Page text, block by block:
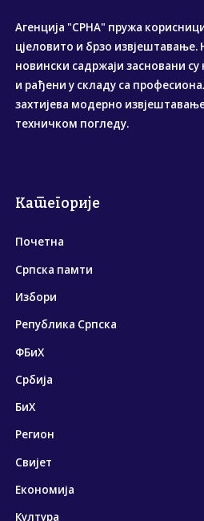
Агенција "СРНА" пружа
цјеловито и брзо извјештавање.
новински садржаји засновани
и рађени у складу са
захтијева модерно
техничком погледу.
Категорије
Почетна
Српска памти
Избори
Република Српска
ФБиХ
Србија
БиХ
Регион
Свијет
Економија
Култура